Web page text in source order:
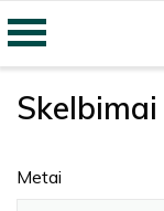
Skelbimai
Metai